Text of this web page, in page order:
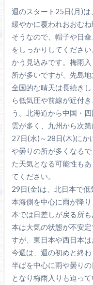
週のスタート25日(月)
緩やかに覆われおおむ
そうなので、帽子や日
をしっかりしてくださ
かう見込みです。梅雨
所が多いですが、先島
全国的な晴天は長続き
ら低気圧や前線が近付
う。北海道から中国・
雲が多く、九州から次第
27日(水)～28日(木)にか
や曇りの所が多くなる
た天気となる可能性も
てください。
29日(金)は、北日本で
本海側を中心に雨が降
本では日差しが戻る所
本は大気の状態が不安
すが、東日本や西日本は
今週は、週の初めと終
半ばを中心に雨や曇り
となり梅雨入りも迫っ